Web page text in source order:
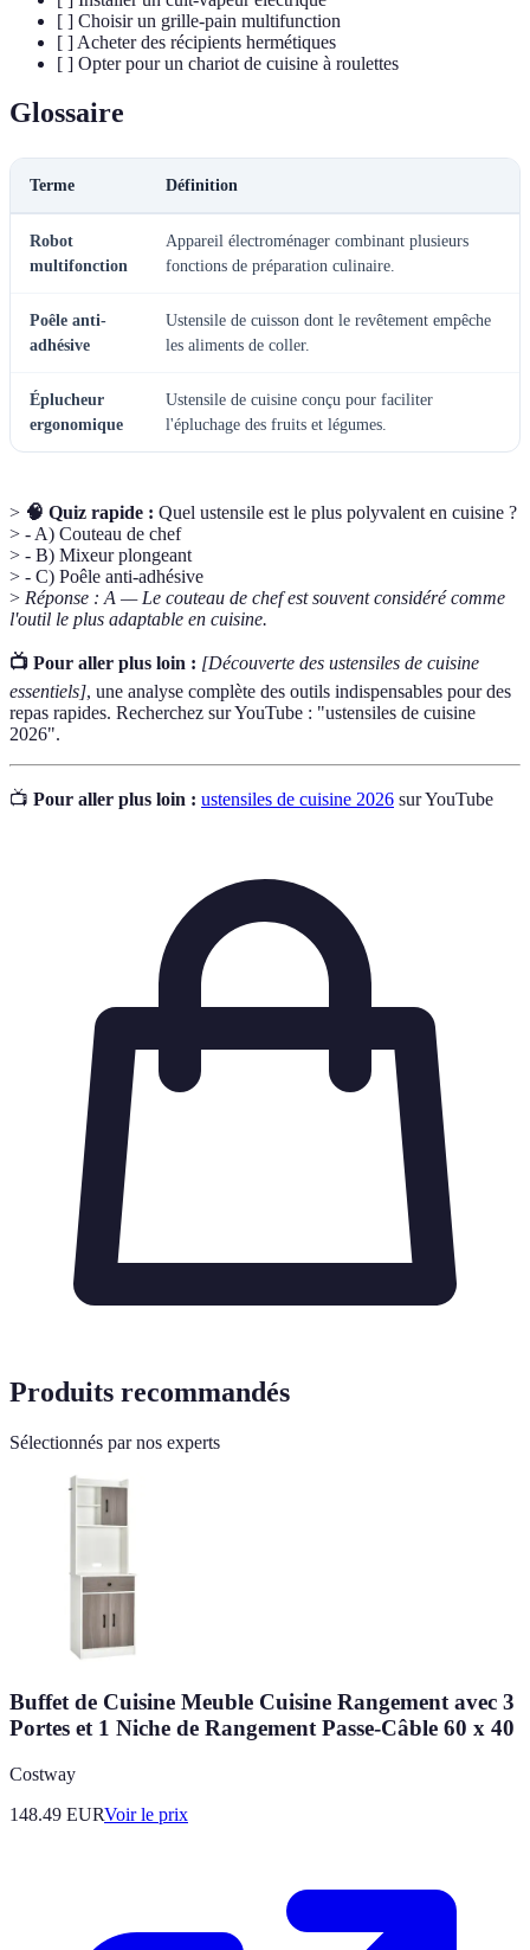
[ ] Choisir un grille-pain multifunction
[ ] Acheter des récipients hermétiques
[ ] Opter pour un chariot de cuisine à roulettes
Glossaire
Terme Définition
Robot
multifonction
Appareil électroménager combinant plusieurs
fonctions de préparation culinaire.
Poêle anti-
adhésive
Ustensile de cuisson dont le revêtement empêche
les aliments de coller.
Éplucheur
ergonomique
Ustensile de cuisine conçu pour faciliter
l'épluchage des fruits et légumes.
> 🧠 Quiz rapide : Quel ustensile est le plus polyvalent en cuisine ?
> - A) Couteau de chef
> - B) Mixeur plongeant
> - C) Poêle anti-adhésive
> Réponse : A — Le couteau de chef est souvent considéré comme
l'outil le plus adaptable en cuisine.
📺 Pour aller plus loin : [Découverte des ustensiles de cuisine
essentiels], une analyse complète des outils indispensables pour des
repas rapides. Recherchez sur YouTube : "ustensiles de cuisine
2026".
📺 Pour aller plus loin : ustensiles de cuisine 2026 sur YouTube
Produits recommandés
Sélectionnés par nos experts
Buffet de Cuisine Meuble Cuisine Rangement avec 3
Portes et 1 Niche de Rangement Passe-Câble 60 x 40
Costway
148.49 EURVoir le prix